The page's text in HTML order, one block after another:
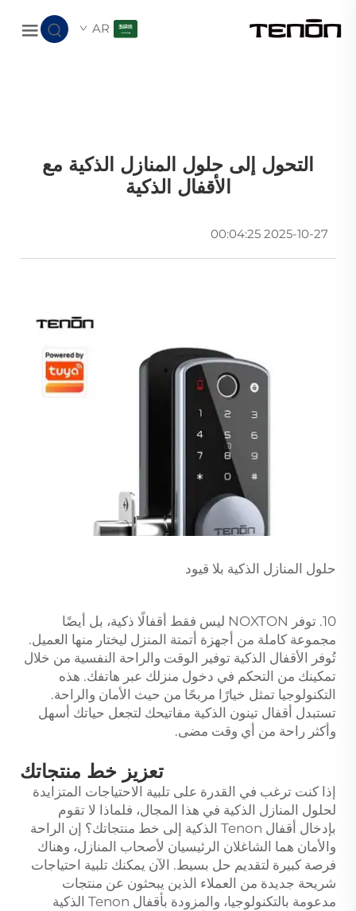
AR
التحول إلى حلول المنازل الذكية مع
الأقفال الذكية
2025-10-27 00:04:25
حلول المنازل الذكية بلا قيود
10. توفر NOXTON ليس فقط أقفالًا ذكية، بل أيضًا
مجموعة كاملة من أجهزة أتمتة المنزل ليختار منها العميل.
تُوفر الأقفال الذكية توفير الوقت والراحة النفسية من خلال
تمكينك من التحكم في دخول منزلك عبر هاتفك. هذه
التكنولوجيا تمثل خيارًا مربحًا من حيث الأمان والراحة.
تستبدل أقفال تينون الذكية مفاتيحك لتجعل حياتك أسهل
وأكثر راحة من أي وقت مضى.
تعزيز خط منتجاتك
إذا كنت ترغب في القدرة على تلبية الاحتياجات المتزايدة
لحلول المنازل الذكية في هذا المجال، فلماذا لا تقوم
بإدخال أقفال Tenon الذكية إلى خط منتجاتك؟ إن الراحة
والأمان هما الشاغلان الرئيسيان لأصحاب المنازل، وهناك
فرصة كبيرة لتقديم حل بسيط. الآن يمكنك تلبية احتياجات
شريحة جديدة من العملاء الذين يبحثون عن منتجات
مدعومة بالتكنولوجيا، والمزودة بأقفال Tenon الذكية